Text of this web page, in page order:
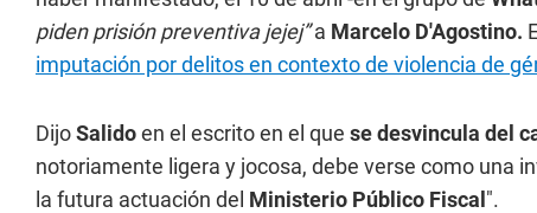
piden prisión preventiva jejej”a Marcelo D'Agostino.
imputación por delitos en contexto de violencia de
DijoSalidoen el escrito en el que se desvincula del
notoriamente ligera y jocosa, debe verse como una
la futura actuación del Ministerio Público Fiscal ".